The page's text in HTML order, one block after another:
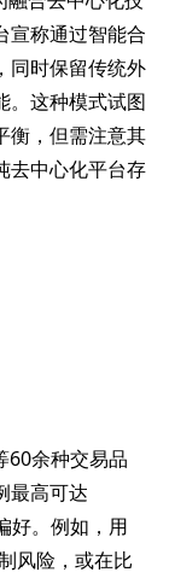
宣称通过智能合
同时保留传统外
。这种模式试图
衡，但需注意其
去中心化平台存
60余种交易品
最高可达
好。例如，用
风险，或在比